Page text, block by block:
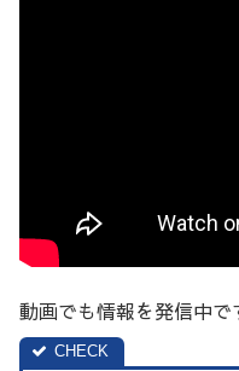
動画でも情報を発信中で